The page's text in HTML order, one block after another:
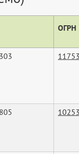
ОГРН